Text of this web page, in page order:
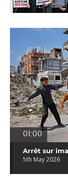
01:00
Arrêt sur
5th May 2026